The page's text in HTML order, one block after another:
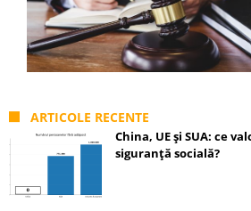
ARTICOLE RECENTE
China, UE și SUA: ce
siguranță socială?